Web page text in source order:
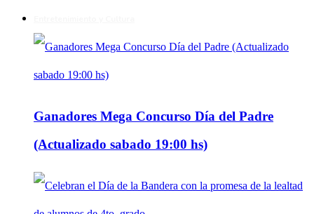
Ganadores Mega Concurso Día del Padre
(Actualizado sabado 19:00 hs)